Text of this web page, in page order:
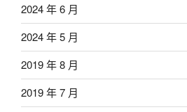
2024 年 6 月
2024 年 5 月
2019 年 8 月
2019 年 7 月